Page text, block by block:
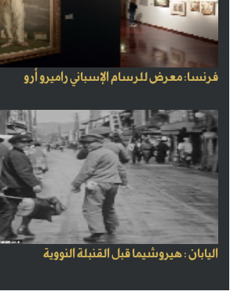
فرنسا: معرض للرسام الإسباني راميرو أرو
اليابان : هيروشيما قبل القنبلة النووية